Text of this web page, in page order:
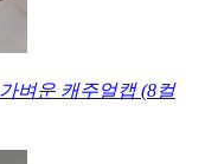
벼운 캐주얼캡 (8컬